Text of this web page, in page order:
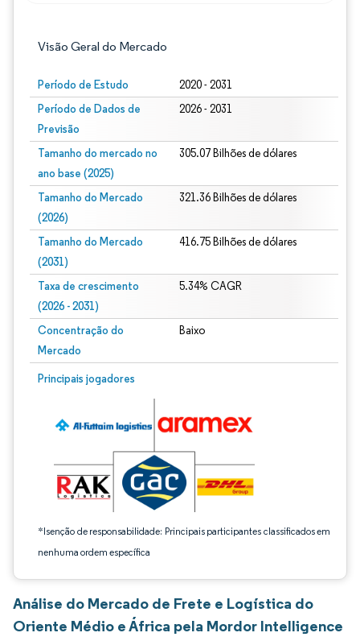
Visão Geral do Mercado
Período de Estudo 2020 - 2031
Período de Dados de
Previsão
2026 - 2031
Tamanho do mercado no
ano base (2025)
305.07 Bilhões de dólares
Tamanho do Mercado
(2026)
321.36 Bilhões de dólares
Tamanho do Mercado
(2031)
416.75 Bilhões de dólares
Taxa de crescimento
(2026 - 2031)
5.34% CAGR
Concentração do
Mercado
Baixo
Principais jogadores
*Isenção de responsabilidade: Principais participantes classificados em
nenhuma ordem específica
Imagem © Mordor Intelligence. O reuso requer atribuição conforme CC BY 4.0.
Análise do Mercado de Frete e Logística do
Oriente Médio e África pela Mordor Intelligence